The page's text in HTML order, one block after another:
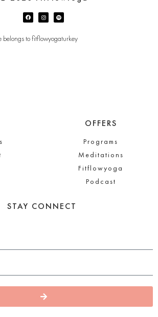
belongs to fitflowyogaturkey
OFFERS
Programs
Meditations
Fitflowyoga
Podcast
STAY CONNECT